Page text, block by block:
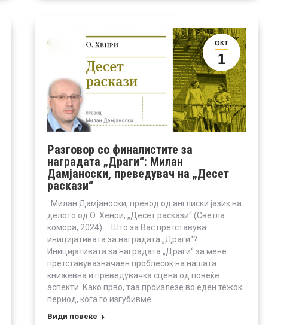
ОКТ
1
Разговор со финалистите за
наградата „Драги“: Милан
Дамјаноски, преведувач на „Десет
раскази“
Милан Дамјаноски, превод од англиски јазик на
делото од О. Хенри, „Десет раскази“ (Светла
комора, 2024) Што за Вас претставува
иницијативата за наградата „Драги“?
Иницијативата за наградата „Драги“ за мене
претставувазначаен проблесок на нашата
книжевна и преведувачка сцена од повеќе
аспекти. Како прво, таа произлезе во еден тежок
период, кога го изгубивме …
Види повеќе